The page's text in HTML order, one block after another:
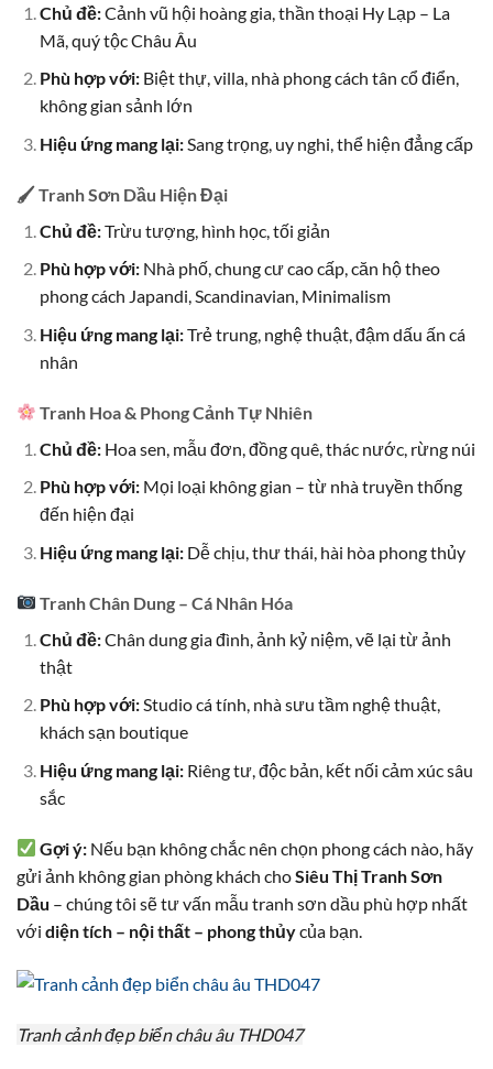
Chủ đề:Cảnh vũ hội hoàng gia, thần thoại Hy Lạp – La
Mã, quý tộc Châu Âu
Phù hợp với:Biệt thự, villa, nhà phong cách tân cổ điển,
không gian sảnh lớn
Hiệu ứng mang lại:Sang trọng, uy nghi, thể hiện đẳng cấp
🖌Tranh Sơn Dầu Hiện Đại
Chủ đề:Trừu tượng, hình học, tối giản
Phù hợp với:Nhà phố, chung cư cao cấp, căn hộ theo
phong cách Japandi, Scandinavian, Minimalism
Hiệu ứng mang lại:Trẻ trung, nghệ thuật, đậm dấu ấn cá
nhân
Tranh Hoa & Phong Cảnh Tự Nhiên
Chủ đề:Hoa sen, mẫu đơn, đồng quê, thác nước, rừng núi
Phù hợp với:Mọi loại không gian – từ nhà truyền thống
đến hiện đại
Hiệu ứng mang lại:Dễ chịu, thư thái, hài hòa phong thủy
Tranh Chân Dung – Cá Nhân Hóa
Chủ đề:Chân dung gia đình, ảnh kỷ niệm, vẽ lại từ ảnh
thật
Phù hợp với:Studio cá tính, nhà sưu tầm nghệ thuật,
khách sạn boutique
Hiệu ứng mang lại:Riêng tư, độc bản, kết nối cảm xúc sâu
sắc
Gợi ý: Nếu bạn không chắc nên chọn phong cách nào, hãy
gửi ảnh không gian phòng khách choSiêu Thị Tranh Sơn
Dầu – chúng tôi sẽ tư vấn mẫu tranh sơn dầu phù hợp nhất
với diện tích – nội thất – phong thủycủa bạn.
Tranh cảnh đẹp biển châu âu THD047